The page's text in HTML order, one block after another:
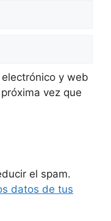
y web
vez que
el spam.
datos de tus